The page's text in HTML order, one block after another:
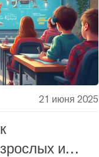
21 июня 2025
и